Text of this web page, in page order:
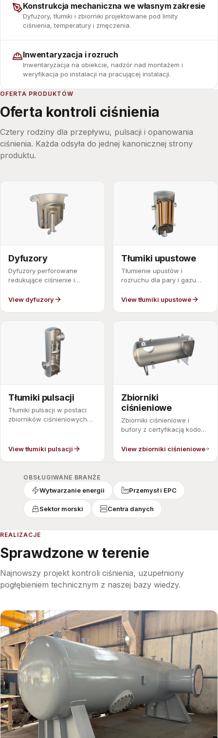
dla sprężarek tłokowych, tłumiki upustowe do atmosfery
oraz zbiorniki ciśnieniowe z certyfikacją kodową,
Konstrukcja mechaniczna we własnym zakresie
Dyfuzory, tłumiki i zbiorniki projektowane pod limity
ciśnienia, temperatury i zmęczenia.
Inwentaryzacja i rozruch
Inwentaryzacja na obiekcie, nadzór nad montażem i
weryfikacja po instalacji na pracującej instalacji.
OFERTA PRODUKTÓW
Oferta kontroli ciśnienia
Cztery rodziny dla przepływu, pulsacji i opanowania
ciśnienia. Każda odsyła do jednej kanonicznej strony
produktu.
Dyfuzory
Dyfuzory perforowane
redukujące ciśnienie i
dużej prędkości.
View dyfuzory
Tłumiki upustowe
Tłumienie upustów i
rozruchu dla pary i gazu
atmosfery.
View tłumiki upustowe
Tłumiki pulsacji
Tłumiki pulsacji w postaci
zbiorników ciśnieniowych
View tłumiki pulsacji
Zbiorniki
ciśnieniowe
Zbiorniki ciśnieniowe i
bufory z certyfikacją kodową
View zbiorniki ciśnieniowe
OBSŁUGIWANE BRANŻE
Wytwarzanie energii Przemysł i EPC
Sektor morski Centra danych
REALIZACJE
Sprawdzone w terenie
Najnowszy projekt kontroli ciśnienia, uzupełniony
pogłębieniem technicznym z naszej bazy wiedzy.